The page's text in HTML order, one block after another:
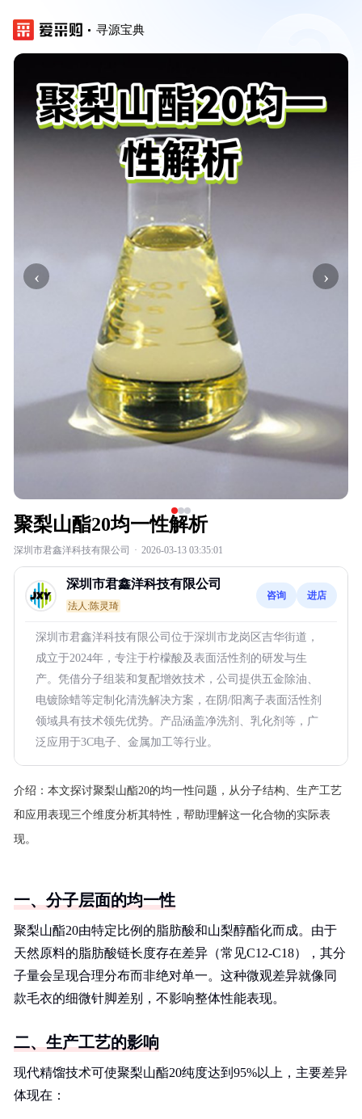
寻源宝典
‹ ›
聚梨山酯20均一性解析
深圳市君鑫洋科技有限公司 · 2026-03-13 03:35:01
深圳市君鑫洋科技有限公司
法人:陈灵琦
咨询 进店
深圳市君鑫洋科技有限公司位于深圳市龙岗区吉华街道，
成立于2024年，专注于柠檬酸及表面活性剂的研发与生
产。凭借分子组装和复配增效技术，公司提供五金除油、
电镀除蜡等定制化清洗解决方案，在阴/阳离子表面活性剂
领域具有技术领先优势。产品涵盖净洗剂、乳化剂等，广
泛应用于3C电子、金属加工等行业。
介绍： 本文探讨聚梨山酯20的均一性问题，从分子结构、生产工艺
和应用表现三个维度分析其特性，帮助理解这一化合物的实际表
现。
一、分子层面的均一性
聚梨山酯20由特定比例的脂肪酸和山梨醇酯化而成。由于
天然原料的脂肪酸链长度存在差异（常见C12-C18），其分
子量会呈现合理分布而非绝对单一。这种微观差异就像同
款毛衣的细微针脚差别，不影响整体性能表现。
二、生产工艺的影响
现代精馏技术可使聚梨山酯20纯度达到95%以上，主要差异
体现在：